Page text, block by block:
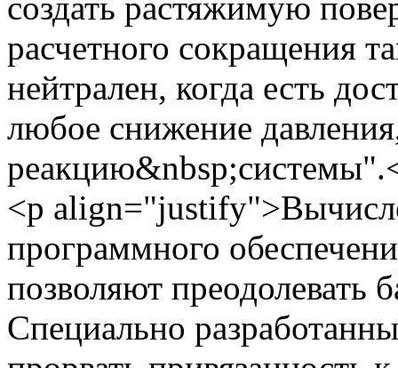
расчетного сокращения
нейтрален, когда есть
любое снижение
<p
программного
позволяют преодолевать
Специально